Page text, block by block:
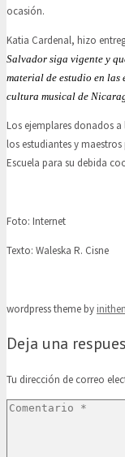
ocasión.
Katia Cardenal, hizo
Salvador siga vigente y
material de estudio en las
cultura musical de
Los ejemplares donados a
los estudiantes y
Escuela para su debida
Foto: Internet
Texto: Waleska R. Cisne
wordpress theme by
Deja una
Tu dirección de correo